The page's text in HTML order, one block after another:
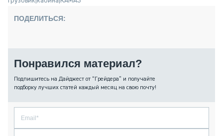
ПОДЕЛИТЬСЯ:
Понравился материал?
Подпишитесь на Дайджест от “Грейдера” и получайте
подборку лучших статей каждый месяц на свою почту!